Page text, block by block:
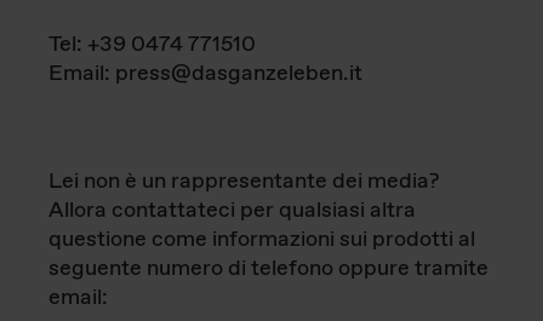
Tel: +39 0474 771510
Email: press@dasganzeleben.it
Lei non è un rappresentante dei media?
Allora contattateci per qualsiasi altra
questione come informazioni sui prodotti al
seguente numero di telefono oppure tramite
email: